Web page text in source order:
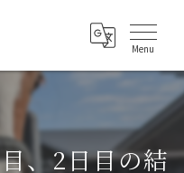
、2日目の結